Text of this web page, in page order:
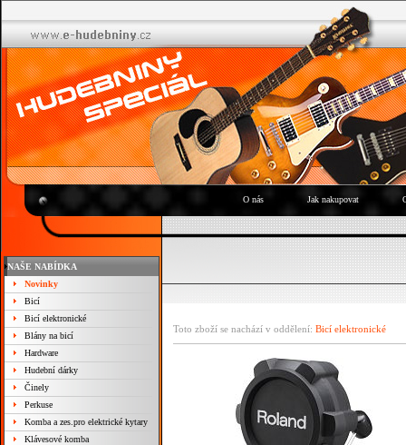
O nás Jak nakupovat
NAŠE NABÍDKA
Novinky
Bicí
Bicí elektronické
Blány na bicí
Hardware
Hudební dárky
Činely
Perkuse
Komba a zes.pro elektrické kytary
Klávesové komba
Toto zboží se nachází v oddělení: Bicí elektronické